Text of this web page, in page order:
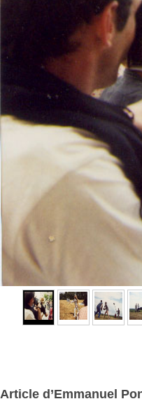
Article d’Emmanuel